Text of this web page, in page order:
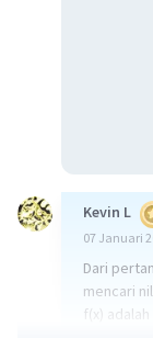
Kevin L
07 Januari
Dari
mencari
f(x)